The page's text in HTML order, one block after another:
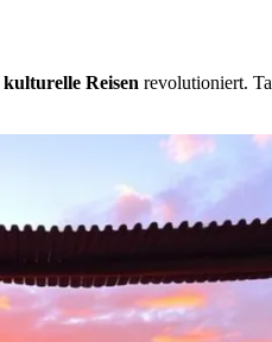
kulturelle Reisen revolutioniert.